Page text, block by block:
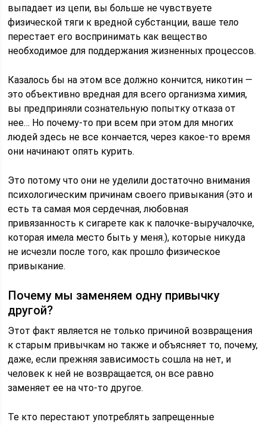
выпадает из цепи, вы больше не чувствуете
физической тяги к вредной субстанции, ваше тело
перестает его воспринимать как вещество
необходимое для поддержания жизненных процессов.
Казалось бы на этом все должно кончится, никотин —
это объективно вредная для всего организма химия,
вы предприняли сознательную попытку отказа от
нее… Но почему-то при всем при этом для многих
людей здесь не все кончается, через какое-то время
они начинают опять курить.
Это потому что они не уделили достаточно внимания
психологическим причинам своего привыкания (это и
есть та самая моя сердечная, любовная
привязанность к сигарете как к палочке-выручалочке,
которая имела место быть у меня.), которые никуда
не исчезли после того, как прошло физическое
привыкание.
Почему мы заменяем одну привычку
другой?
Этот факт является не только причиной возвращения
к старым привычкам но также и объясняет то, почему,
даже, если прежняя зависимость сошла на нет, и
человек к ней не возвращается, он все равно
заменяет ее на что-то другое.
Те кто перестают употреблять запрещенные